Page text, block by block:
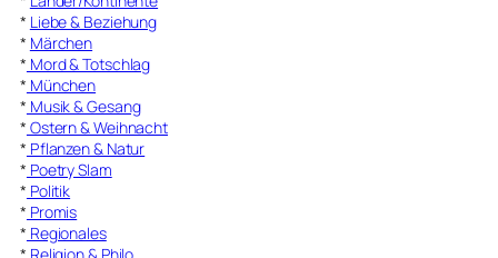
* Liebe & Beziehung
* Märchen
* Mord & Totschlag
* München
* Musik & Gesang
* Ostern & Weihnacht
* Pflanzen & Natur
* Poetry Slam
* Politik
* Promis
* Regionales